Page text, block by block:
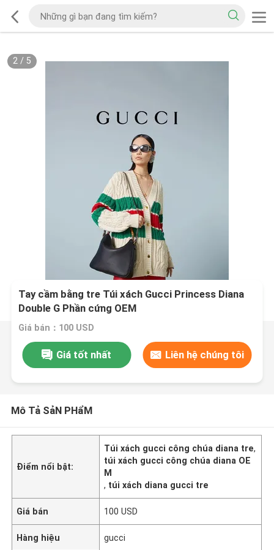
2/ 5
Tay cầm bằng tre Túi xách Gucci Princess Diana
Double G Phần cứng OEM
Giá bán：100 USD
Giá tốt nhất Liên hệ chúng tôi
Mô Tả SảN PHẩM
Điểm nổi bật:
Túi xách gucci công chúa diana tre,
túi xách gucci công chúa diana OE
M
, túi xách diana gucci tre
Giá bán 100 USD
Hàng hiệu gucci